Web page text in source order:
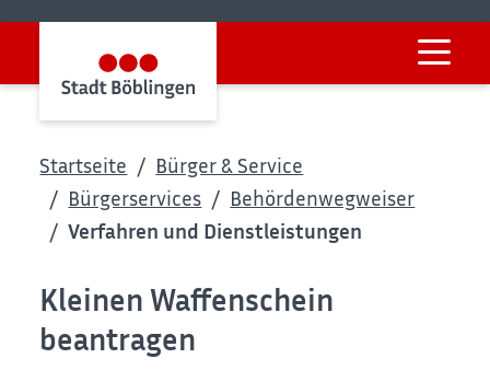
Startseite
Bürger & Service
Bürgerservices
Behördenwegweiser
Verfahren und Dienstleistungen
Kleinen Waffenschein
beantragen